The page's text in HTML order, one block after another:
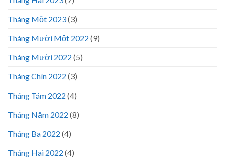
Tháng Một 2023(3)
Tháng Mười Một 2022 (9)
Tháng Mười 2022 (5)
Tháng Chín 2022 (3)
Tháng Tám 2022 (4)
Tháng Năm 2022 (8)
Tháng Ba 2022 (4)
Tháng Hai 2022 (4)